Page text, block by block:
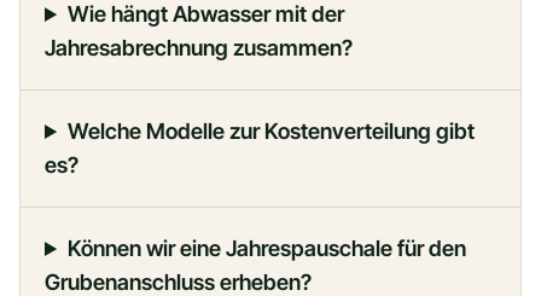
Wie hängt Abwasser mit der
Jahresabrechnung zusammen?
Welche Modelle zur Kostenverteilung gibt
es?
Können wir eine Jahrespauschale für den
Grubenanschluss erheben?